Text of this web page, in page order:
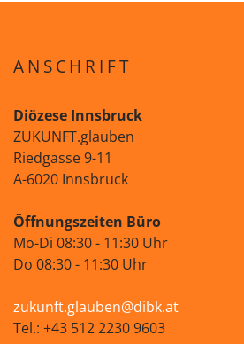
ANSCHRIFT
Diözese Innsbruck
ZUKUNFT.glauben
Riedgasse 9-11
A-6020 Innsbruck
Öffnungszeiten Büro
Mo-Di 08:30 - 11:30 Uhr
Do 08:30 - 11:30 Uhr
zukunft.glauben@dibk.at
Tel.: +43 512 2230 9603